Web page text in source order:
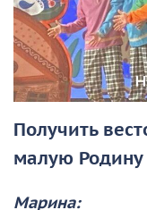
Получить
малую Родину
Марина: